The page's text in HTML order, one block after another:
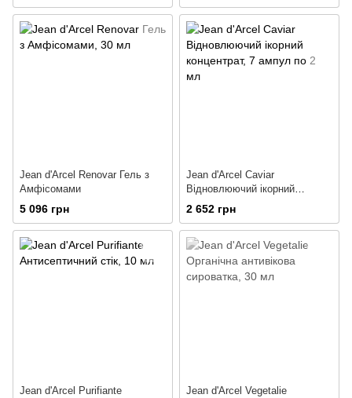
Jean d'Arcel Renovar Гель з
Амфісомами
5 096 грн
Jean d'Arcel Caviar
Відновлюючий ікорний
концентрат
2 652 грн
Jean d'Arcel Purifiante
Jean d'Arcel Vegetalie